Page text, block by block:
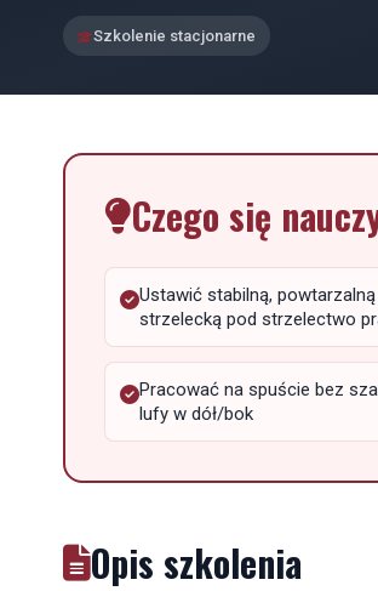
Szkolenie stacjonarne
Czego się
Ustawić stabilną,
strzelecką pod strzelectwo
Pracować na spuście bez
lufy w dół/bok
Opis szkolenia